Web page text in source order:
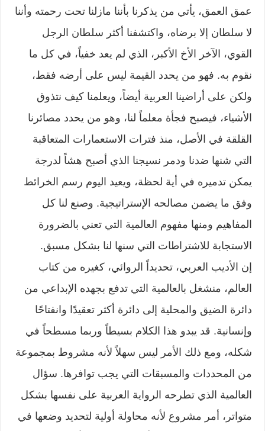
عمق العمق، يأتي من يذكرنا بأننا مازلنا تحت رحمته وأننا
لا سلطان إلا برضاه، واكتشفنا أكثر سلطان الرجل
القوي، الآخر الأخ الأكبر، الذي لم يعد خفياً، في كل ما
نقوم به. فهو من يحدد القيمة ليس على أرضه فقط،
ولكن على أراضينا العربية أيضاً، ويعلمنا كيف نتذوق
الأشياء، فيصبح فجأة معلماً لنا، وهو من يحدد مصائرنا
القلقة في الأصل، منذ فترات الاستعمارات المتعاقبة
التي شنها ضدنا ودمر نسيجنا الذي أصبح هشاً لدرجة
يمكن تدميره في أية لحظة، ويعيد اليوم رسم الخرائط
وفق ما يضمن مصالحه الإستراتيجية. وصنع لنا كل
المفاهيم ومنها مفهوم العالمية التي تعني بالضرورة
الاستجابة للاشتراطات التي سنها لنا بشكل مسبق.
إن الأديب العربي، تحديداً الروائي، كغيره من كتاب
العالم، منشغل بالعالمية التي تدفع بجهده الإبداعي من
دائرة الضيق والمحلية إلى دائرة أكثر تعقيدًا وانفتاحًا
وإنسانية. قد يبدو هذا الكلام بسيطاً وربما مسطحاً في
شكله، ومع ذلك الأمر ليس سهلاً لأنه مشروط بمجموعة
من المحددات والمسبقات التي يجب توافرها. سؤال
العالمية الذي تطرحه الرواية العربية على نفسها بشكل
متواتر، أمر مشروع لأنه محاولة أولية لتحديد وضعها في